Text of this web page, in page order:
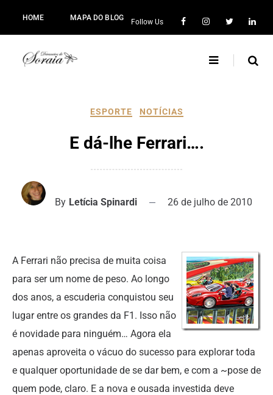
HOME MAPA DO BLOG
Follow Us
ESPORTE NOTÍCIAS
E dá-lhe Ferrari….
By Letícia Spinardi 26 de julho de 2010
A Ferrari não precisa de muita coisa
para ser um nome de peso. Ao longo
dos anos, a escuderia conquistou seu
lugar entre os grandes da F1. Isso não
é novidade para ninguém… Agora ela
apenas aproveita o vácuo do sucesso para explorar toda
e qualquer oportunidade de se dar bem, e com a ~pose de
quem pode, claro. E a nova e ousada investida deve